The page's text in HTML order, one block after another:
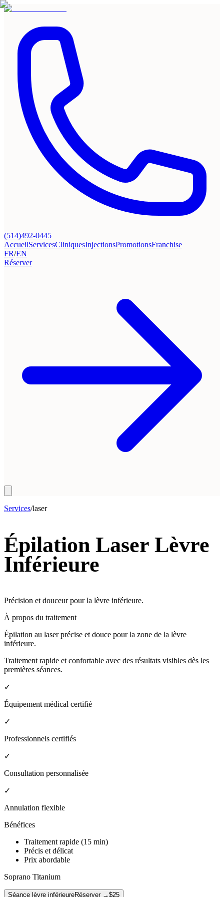
(514)492-0445
AccueilServicesCliniquesInjectionsPromotionsFranchise
FR/EN
Réserver
Services/laser
Épilation Laser Lèvre
Inférieure
Précision et douceur pour la lèvre inférieure.
À propos du traitement
Épilation au laser précise et douce pour la zone de la lèvre
inférieure.
Traitement rapide et confortable avec des résultats visibles dès les
premières séances.
✓
Équipement médical certifié
✓
Professionnels certifiés
✓
Consultation personnalisée
✓
Annulation flexible
Bénéfices
Traitement rapide (15 min)
Précis et délicat
Prix abordable
Soprano Titanium
Séance lèvre inférieureRéserver →$25